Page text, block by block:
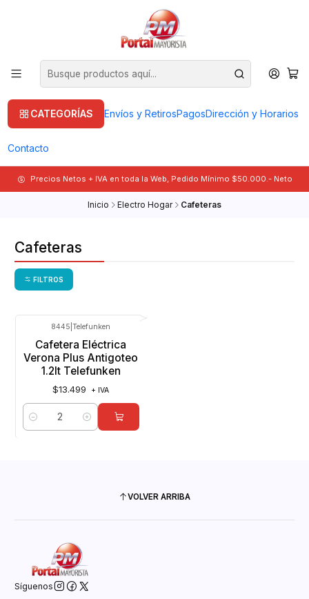
CATEGORÍAS Envíos y RetirosPagosDirección y Horarios
Contacto
Precios Netos + IVA en toda la Web, Pedido Mínimo $50.000.- Neto
Inicio Electro Hogar Cafeteras
Cafeteras
FILTROS
8445 |Telefunken
Cafetera Eléctrica
Verona Plus Antigoteo
1.2lt Telefunken
$13.499 + IVA
Cantidad
VOLVER ARRIBA
Síguenos